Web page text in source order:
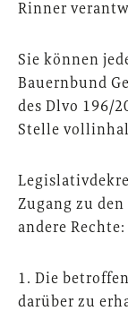
Rinner
Sie können
Bauernbund
des Dlvo 196/
Stelle
Zugang zu
andere Rechte:
1. Die
darüber zu